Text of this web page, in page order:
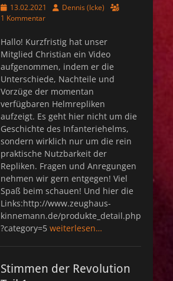
Veröffentlicht
am
13.02.2021 AutorDennis (Icke)
1 Kommentar
Hallo! Kurzfristig hat unser
Mitglied Christian ein Video
aufgenommen, indem er die
Unterschiede, Nachteile und
Vorzüge der momentan
verfügbaren Helmrepliken
aufzeigt. Es geht hier nicht um die
Geschichte des Infanteriehelms,
sondern wirklich nur um die rein
praktische Nutzbarkeit der
Repliken. Fragen und Anregungen
nehmen wir gern entgegen! Viel
Spaß beim schauen! Und hier die
Links:http://www.zeughaus-
kinnemann.de/produkte_detail.php
?category=5 weiterlesen…
Stimmen der Revolution